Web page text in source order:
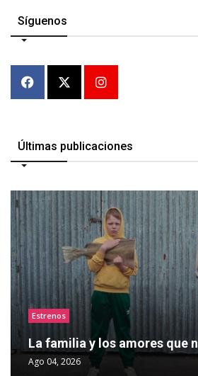
Síguenos
Últimas publicaciones
Estrenos
La familia y los amores que
Ago 04, 2026